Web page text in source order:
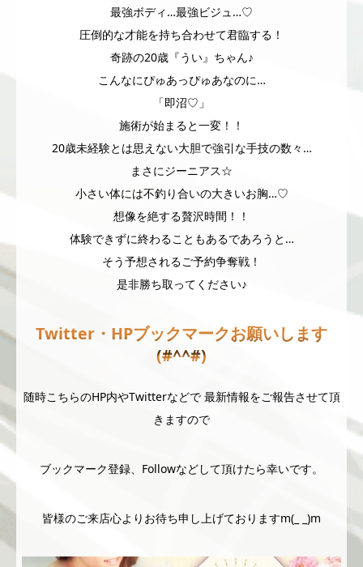
最強ボディ…最強ビジュ…♡
圧倒的な才能を持ち合わせて君臨する！
奇跡の20歳『うい』ちゃん♪
こんなにぴゅあっぴゅあなのに…
「即沼♡」
施術が始まると一変！！
20歳未経験とは思えない大胆で強引な手技の数々…
まさにジーニアス☆
小さい体には不釣り合いの大きいお胸…♡
想像を絶する贅沢時間！！
体験できずに終わることもあるであろうと…
そう予想されるご予約争奪戦！
是非勝ち取ってください♪
Twitter・HPブックマークお願いします
(#^^#)
随時こちらのHP内やTwitterなどで 最新情報をご報告させて頂
きますので
ブックマーク登録、Followなどして頂けたら幸いです。
皆様のご来店心よりお待ち申し上げておりますm(_ _)m